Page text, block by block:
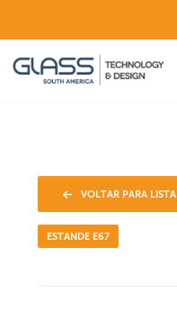
VOLTAR PARA LISTA
ESTANDE E67